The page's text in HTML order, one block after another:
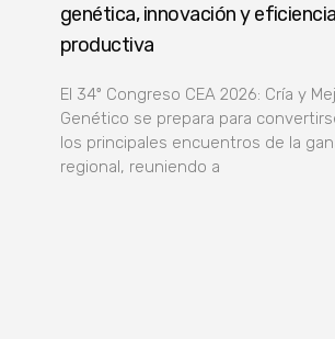
genética, innovación y eficiencia
productiva
El 34º Congreso CEA 2026: Cría y
Genético se prepara para
los principales encuentros de la
regional, reuniendo a